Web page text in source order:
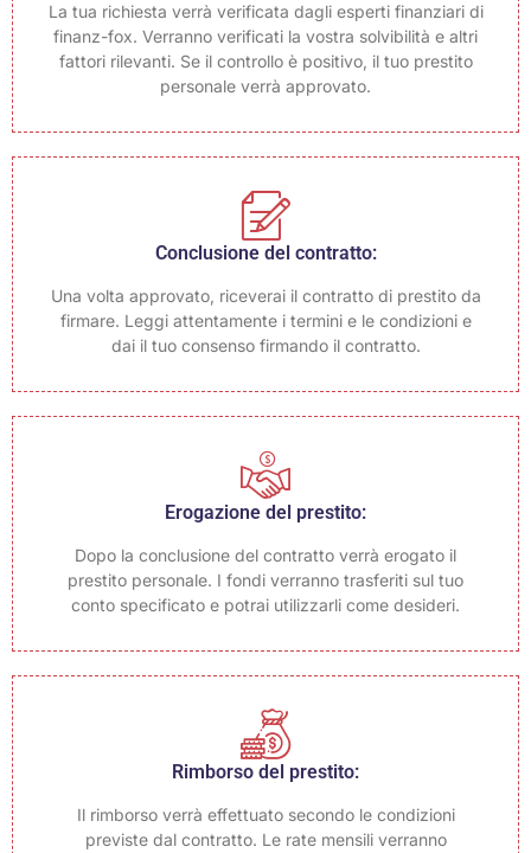
La tua richiesta verrà verificata dagli esperti finanziari di
finanz-fox. Verranno verificati la vostra solvibilità e altri
fattori rilevanti. Se il controllo è positivo, il tuo prestito
personale verrà approvato.
Conclusione del contratto:
Una volta approvato, riceverai il contratto di prestito da
firmare. Leggi attentamente i termini e le condizioni e
dai il tuo consenso firmando il contratto.
Erogazione del prestito:
Dopo la conclusione del contratto verrà erogato il
prestito personale. I fondi verranno trasferiti sul tuo
conto specificato e potrai utilizzarli come desideri.
Rimborso del prestito:
Il rimborso verrà effettuato secondo le condizioni
previste dal contratto. Le rate mensili verranno